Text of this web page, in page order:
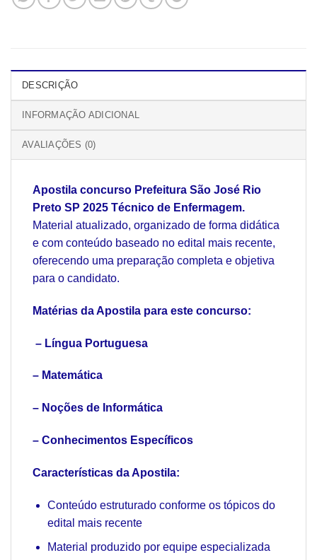
DESCRIÇÃO
INFORMAÇÃO ADICIONAL
AVALIAÇÕES (0)
Apostila concurso Prefeitura São José Rio
Preto SP 2025 Técnico de Enfermagem.
Material atualizado, organizado de forma didática
e com conteúdo baseado no edital mais recente,
oferecendo uma preparação completa e objetiva
para o candidato.
Matérias da Apostila para este concurso:
– Língua Portuguesa
– Matemática
– Noções de Informática
– Conhecimentos Específicos
Características da Apostila:
Conteúdo estruturado conforme os tópicos do
edital mais recente
Material produzido por equipe especializada